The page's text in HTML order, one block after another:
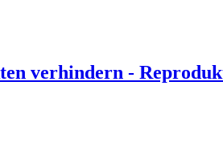
verhindern -